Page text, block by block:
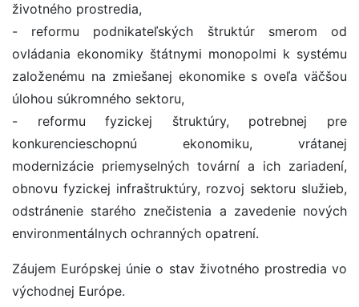
životného prostredia,
- reformu podnikateľských štruktúr smerom od
ovládania ekonomiky štátnymi monopolmi k systému
založenému na zmiešanej ekonomike s oveľa väčšou
úlohou súkromného sektoru,
- reformu fyzickej štruktúry, potrebnej pre
konkurencieschopnú ekonomiku, vrátanej
modernizácie priemyselných tovární a ich zariadení,
obnovu fyzickej infraštruktúry, rozvoj sektoru služieb,
odstránenie starého znečistenia a zavedenie nových
environmentálnych ochranných opatrení.
Záujem Európskej únie o stav životného prostredia vo
východnej Európe.